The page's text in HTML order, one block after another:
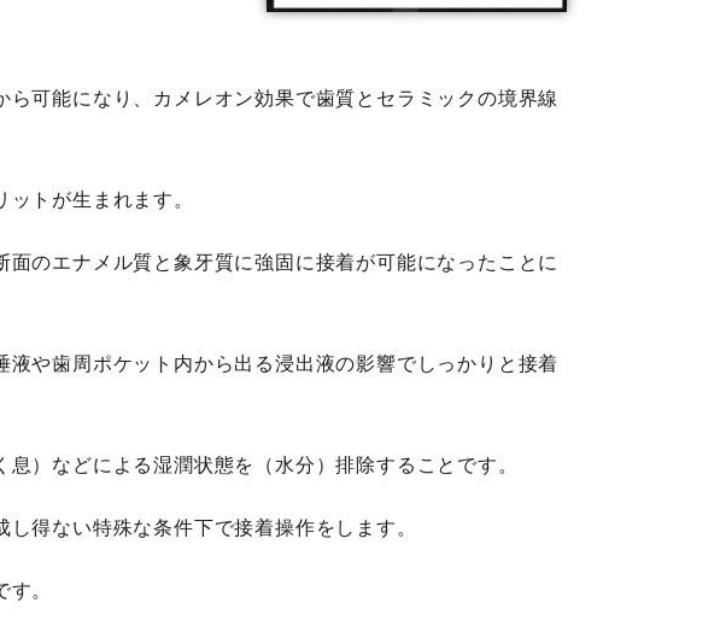
可能になり、カメレオン効果で歯質とセラミックの境界線
トが生まれます。
のエナメル質と象牙質に強固に接着が可能になったことに
や歯周ポケット内から出る浸出液の影響でしっかりと接着
）などによる湿潤状態を（水分）排除することです。
得ない特殊な条件下で接着操作をします。
。